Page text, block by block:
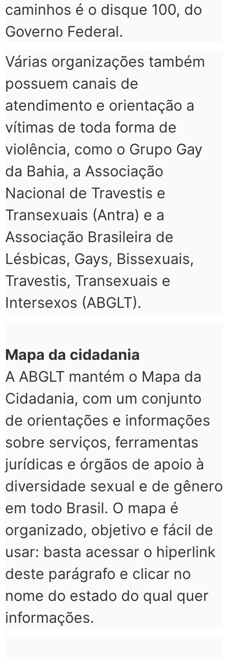
caminhos é o disque 100, do
Governo Federal.
Várias organizações também
possuem canais de
atendimento e orientação a
vítimas de toda forma de
violência, como o Grupo Gay
da Bahia, a Associação
Nacional de Travestis e
Transexuais (Antra) e a
Associação Brasileira de
Lésbicas, Gays, Bissexuais,
Travestis, Transexuais e
Intersexos (ABGLT).
Mapa da cidadania
A ABGLT mantém o Mapa da
Cidadania, com um conjunto
de orientações e informações
sobre serviços, ferramentas
jurídicas e órgãos de apoio à
diversidade sexual e de gênero
em todo Brasil. O mapa é
organizado, objetivo e fácil de
usar: basta acessar o hiperlink
deste parágrafo e clicar no
nome do estado do qual quer
informações.